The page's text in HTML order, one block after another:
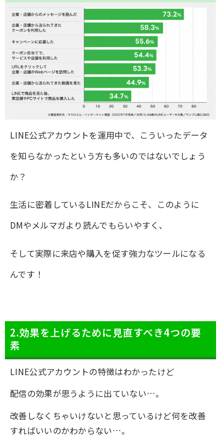
LINE公式アカウントを運用中で、こういったデータ
を知らなかったという方も多いのではないでしょう
か？
生活に密着しているLINEだからこそ、このように
DMやメルマガより読んでもらいやすく、
そして実際に来店や購入を促す強力なツールになる
んです！
2.効果を上げるために見直すべき4つの要
素
LINE公式アカウントの特徴はわかったけど
配信の効果が思うように出ていない…。
改善しなくちゃいけないと思っているけど何を改善
すればいいのかわからない…。